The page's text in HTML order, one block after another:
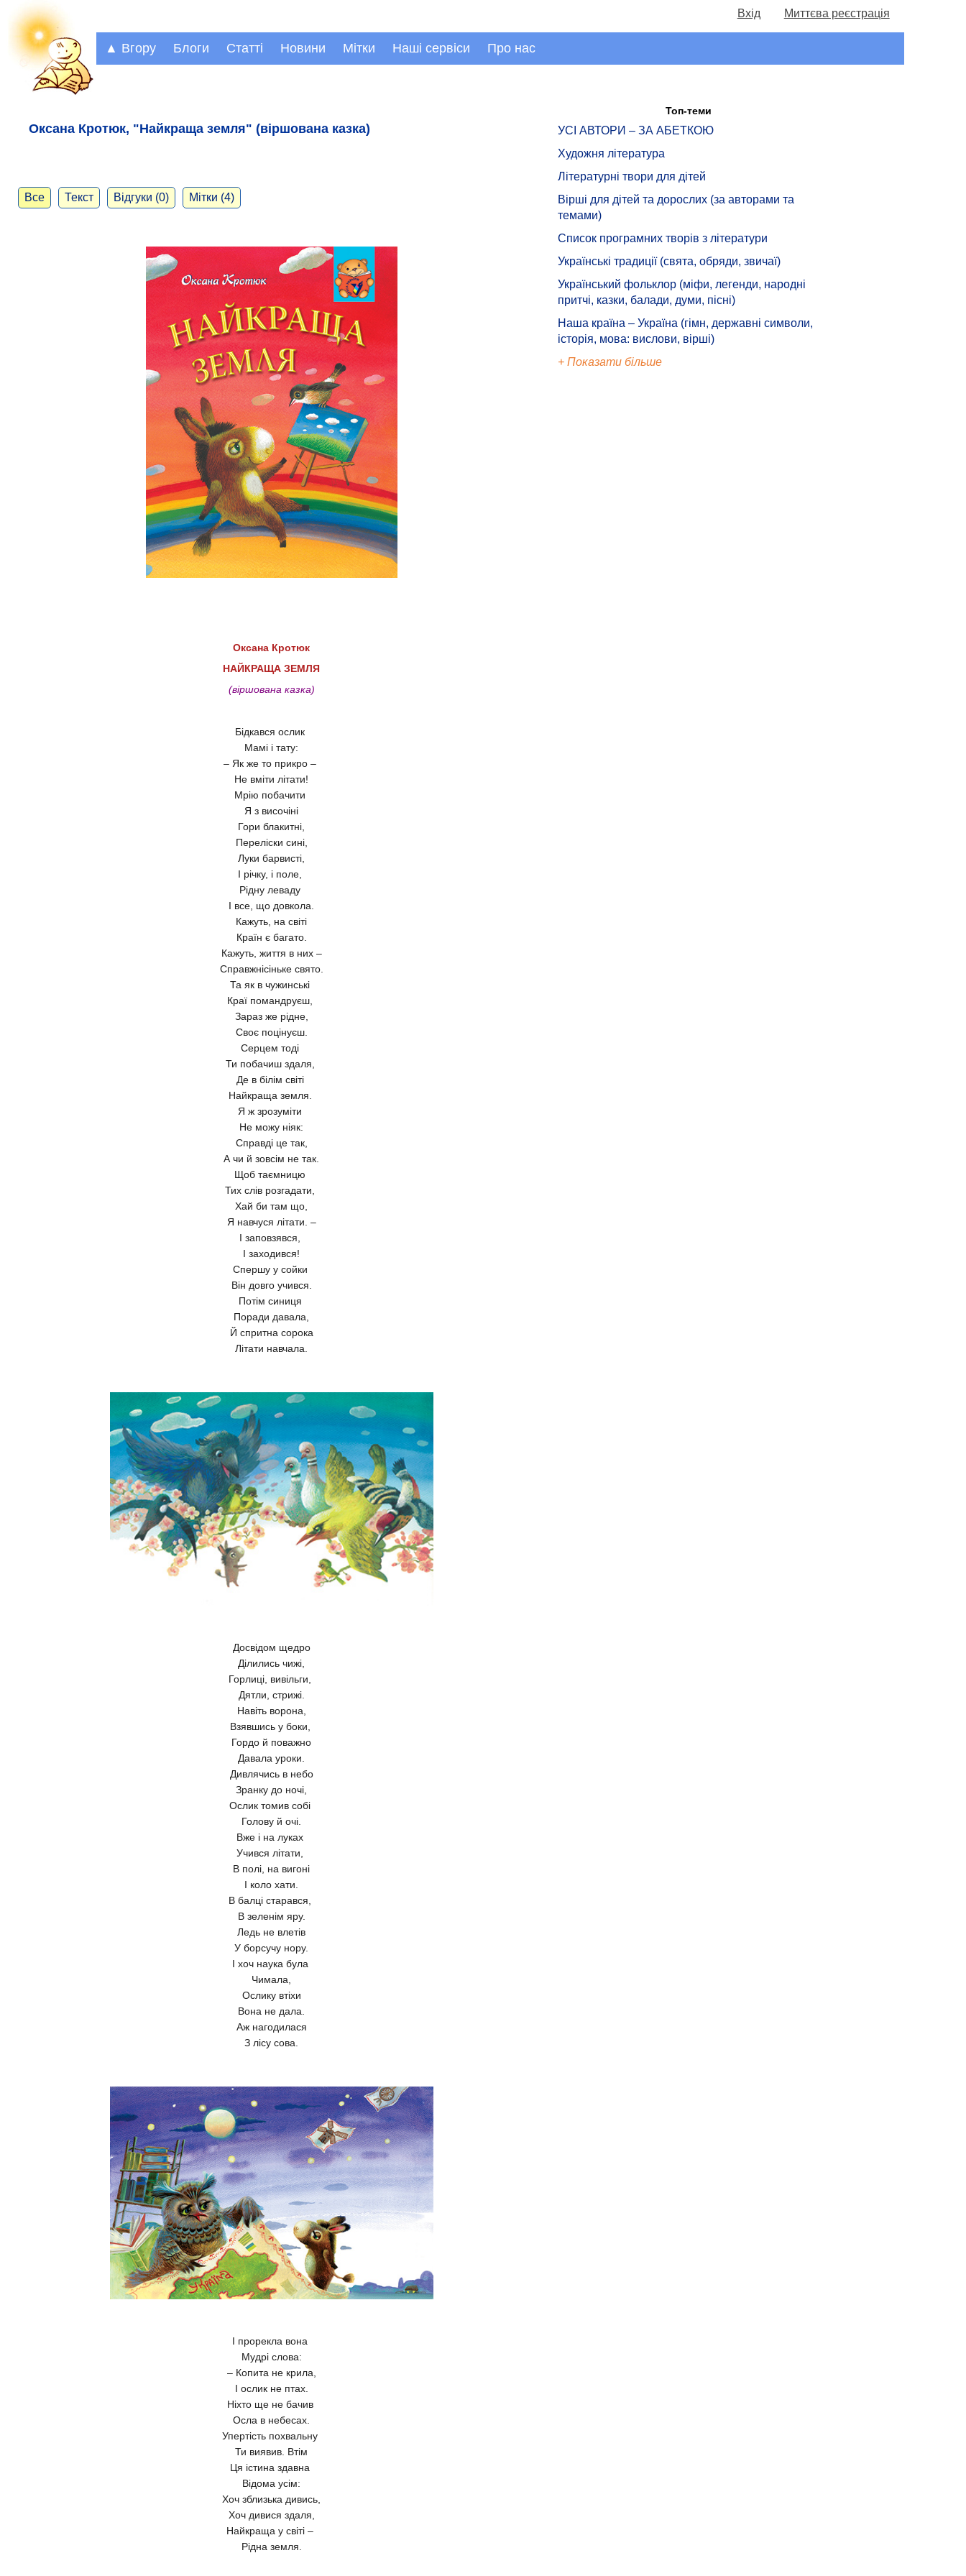
Вхід Миттєва реєстрація
▲ Вгору Блоги Статті Новини Мітки Наші сервіси Про нас
Оксана Кротюк, "Найкраща земля" (віршована казка)
Все Текст Відгуки (0) Мітки (4)
Оксана Кротюк
НАЙКРАЩА ЗЕМЛЯ
(віршована казка)
Бідкався ослик
Мамі і тату:
– Як же то прикро –
Не вміти літати!
Мрію побачити
Я з височіні
Гори блакитні,
Переліски сині,
Луки барвисті,
І річку, і поле,
Рідну леваду
І все, що довкола.
Кажуть, на світі
Країн є багато.
Кажуть, життя в них –
Справжнісіньке свято.
Та як в чужинські
Краї помандруєш,
Зараз же рідне,
Своє поцінуєш.
Серцем тоді
Ти побачиш здаля,
Де в білім світі
Найкраща земля.
Я ж зрозуміти
Не можу ніяк:
Справді це так,
А чи й зовсім не так.
Щоб таємницю
Тих слів розгадати,
Хай би там що,
Я навчуся літати. –
І заповзявся,
І заходився!
Спершу у сойки
Він довго учився.
Потім синиця
Поради давала,
Й спритна сорока
Літати навчала.
Досвідом щедро
Ділились чижі,
Горлиці, вивільги,
Дятли, стрижі.
Навіть ворона,
Взявшись у боки,
Гордо й поважно
Давала уроки.
Дивлячись в небо
Зранку до ночі,
Ослик томив собі
Голову й очі.
Вже і на луках
Учився літати,
В полі, на вигоні
І коло хати.
В балці старався,
В зеленім яру.
Ледь не влетів
У борсучу нору.
І хоч наука була
Чимала,
Ослику втіхи
Вона не дала.
Аж нагодилася
З лісу сова.
І прорекла вона
Мудрі слова:
– Копита не крила,
І ослик не птах.
Ніхто ще не бачив
Осла в небесах.
Упертість похвальну
Ти виявив. Втім
Ця істина здавна
Відома усім:
Хоч зблизька дивись,
Хоч дивися здаля,
Найкраща у світі –
Рідна земля.
Топ-теми
УСІ АВТОРИ – ЗА АБЕТКОЮ
Художня література
Літературні твори для дітей
Вірші для дітей та дорослих (за авторами та
темами)
Список програмних творів з літератури
Українські традиції (свята, обряди, звичаї)
Український фольклор (міфи, легенди, народні
притчі, казки, балади, думи, пісні)
Наша країна – Україна (гімн, державні символи,
історія, мова: вислови, вірші)
+ Показати більше